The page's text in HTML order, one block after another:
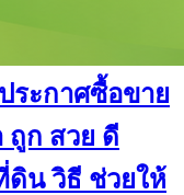
ระกาศซื้อขาย
ถูก สวย ดี
ดิน วิธี ช่วยให้